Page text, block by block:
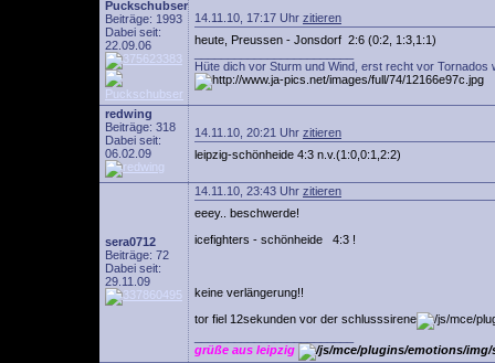
Puckschubser
Beiträge: 1993
Dabei seit:
22.09.06
14.11.10, 17:17 Uhr zitieren
heute, Preussen - Jonsdorf 2:6 (0:2, 1:3,1:1)
Hüte dich vor Sturm und Wind, erst recht vor Tornados
redwing
Beiträge: 318
Dabei seit:
06.02.09
14.11.10, 20:21 Uhr zitieren
leipzig-schönheide 4:3 n.v.(1:0,0:1,2:2)
sera0712
Beiträge: 72
Dabei seit:
29.11.09
14.11.10, 23:43 Uhr zitieren
eeey.. beschwerde!
icefighters - schönheide 4:3 !
keine verlängerung!!
tor fiel 12sekunden vor der schlusssirene
grüße aus leipzig